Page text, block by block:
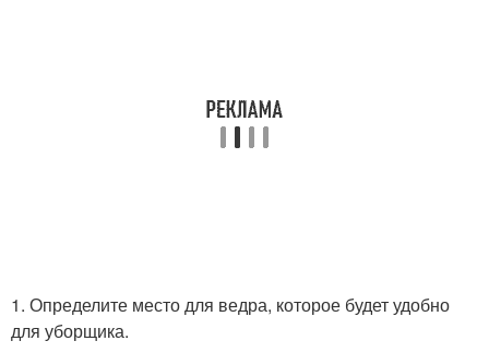
1. Определите место для ведра, которое будет удобно
для уборщика.